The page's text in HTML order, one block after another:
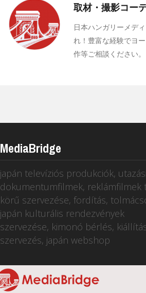
取材・撮影コー
日本ハンガリーメデ
れ！豊富な経験でヨ
作等ご相談ください。
MediaBridge
japán televíziós produkciók, utazási
dokumentumfilmek, reklámfilmek
körű szervezése, fordítás,
japán kulturális rendezvények
szervezése, kimonó bérlés,
szervezés, japán webshop